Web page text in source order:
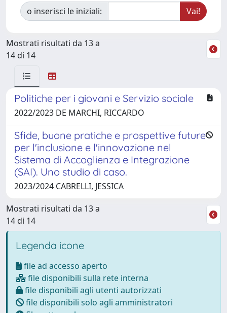
o inserisci le iniziali:
Mostrati risultati da 13 a
14 di 14
Politiche per i giovani e Servizio sociale
2022/2023 DE MARCHI, RICCARDO
Sfide, buone pratiche e prospettive future
per l'inclusione e l'innovazione nel
Sistema di Accoglienza e Integrazione
(SAI). Uno studio di caso.
2023/2024 CABRELLI, JESSICA
Mostrati risultati da 13 a
14 di 14
Legenda icone
file ad accesso aperto
file disponibili sulla rete interna
file disponibili agli utenti autorizzati
file disponibili solo agli amministratori